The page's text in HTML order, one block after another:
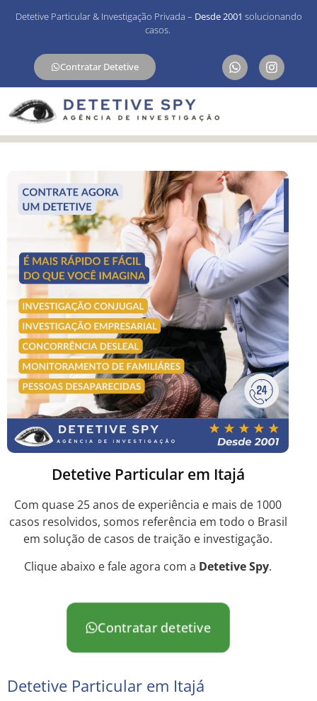
Detetive Particular & Investigação Privada – Desde 2001 solucionando
casos.
Contratar Detetive
Detetive Particular em Itajá
Com quase 25 anos de experiência e mais de 1000
casos resolvidos, somos referência em todo o Brasil
em solução de casos de traição e investigação.
Clique abaixo e fale agora com a Detetive Spy.
Contratar detetive
Detetive Particular em Itajá